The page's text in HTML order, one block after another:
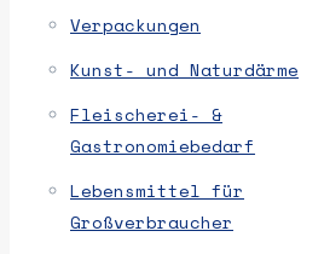
Verpackungen
Kunst- und Naturdärme
Fleischerei- &
Gastronomiebedarf
Lebensmittel für
Großverbraucher